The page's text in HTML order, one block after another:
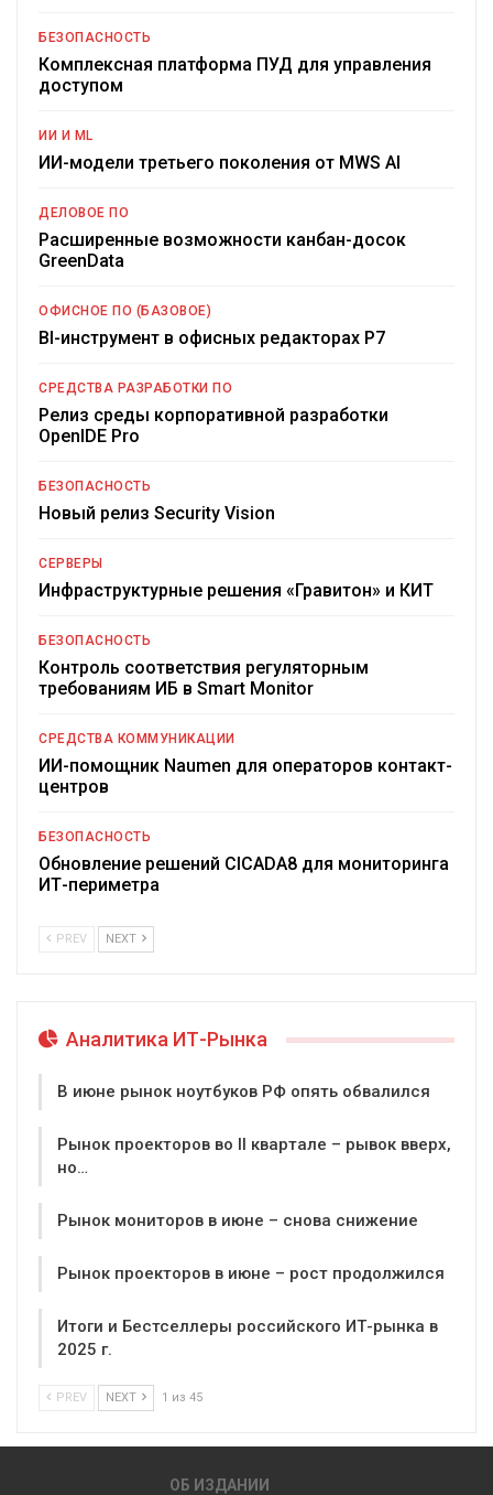
БЕЗОПАСНОСТЬ
Комплексная платформа ПУД для управления
доступом
ИИ И ML
ИИ-модели третьего поколения от MWS AI
ДЕЛОВОЕ ПО
Расширенные возможности канбан-досок
GreenData
ОФИСНОЕ ПО (БАЗОВОЕ)
BI-инструмент в офисных редакторах Р7
СРЕДСТВА РАЗРАБОТКИ ПО
Релиз среды корпоративной разработки
OpenIDE Pro
БЕЗОПАСНОСТЬ
Новый релиз Security Vision
СЕРВЕРЫ
Инфраструктурные решения «Гравитон» и КИТ
БЕЗОПАСНОСТЬ
Контроль соответствия регуляторным
требованиям ИБ в Smart Monitor
СРЕДСТВА КОММУНИКАЦИИ
ИИ-помощник Naumen для операторов контакт-
центров
БЕЗОПАСНОСТЬ
Обновление решений CICADA8 для мониторинга
ИТ-периметра
PREV NEXT
Аналитика ИТ-Рынка
В июне рынок ноутбуков РФ опять обвалился
Рынок проекторов во II квартале – рывок вверх,
но…
Рынок мониторов в июне – снова снижение
Рынок проекторов в июне – рост продолжился
Итоги и Бестселлеры российского ИТ-рынка в
2025 г.
PREV NEXT 1 из 45
ОБ ИЗДАНИИ